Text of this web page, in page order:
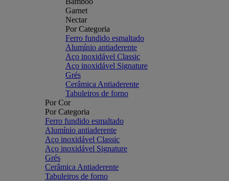
Garnet
Nectar
Por Categoria
Ferro fundido esmaltado
Alumínio antiaderente
Aço inoxidável Classic
Aço inoxidável Signature
Grés
Cerâmica Antiaderente
Tabuleiros de forno
Por Cor
Por Categoria
Ferro fundido esmaltado
Alumínio antiaderente
Aço inoxidável Classic
Aço inoxidável Signature
Grés
Cerâmica Antiaderente
Tabuleiros de forno